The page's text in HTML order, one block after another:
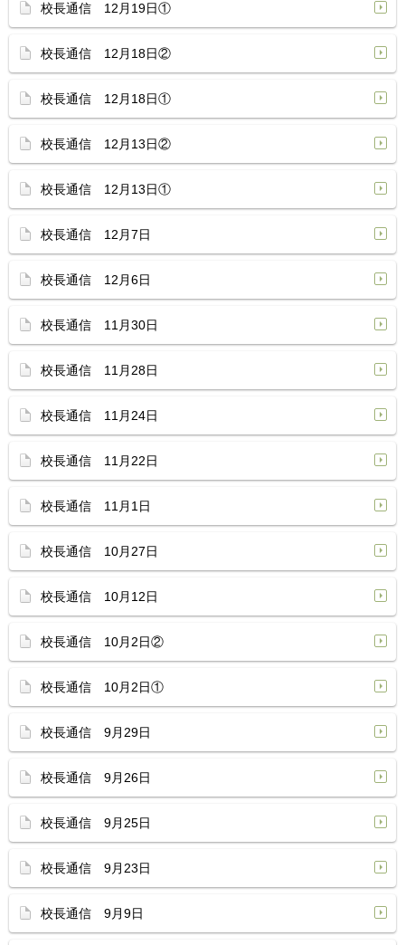
校長通信 12月19日①
校長通信 12月18日②
校長通信 12月18日①
校長通信 12月13日②
校長通信 12月13日①
校長通信 12月7日
校長通信 12月6日
校長通信 11月30日
校長通信 11月28日
校長通信 11月24日
校長通信 11月22日
校長通信 11月1日
校長通信 10月27日
校長通信 10月12日
校長通信 10月2日②
校長通信 10月2日①
校長通信 9月29日
校長通信 9月26日
校長通信 9月25日
校長通信 9月23日
校長通信 9月9日